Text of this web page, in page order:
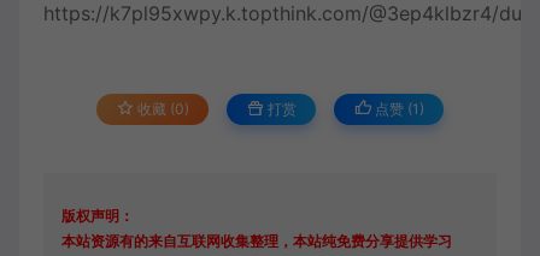
https://k7pl95xwpy.k.topthink.com/@3ep4klbzr4/
收藏 (0) 打赏 点赞 (1 )
版权声明：
本站资源有的来自互联网收集整理，本站纯免费分享提供学习